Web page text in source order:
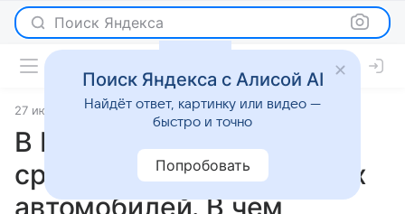
Поиск Яндекса
27 июня 2024 источник: Газета.Ру Статьи
В России резко упала
средняя стоимость новых
автомобилей. В чем
Поиск Яндекса с Алисой AI
Найдёт ответ, картинку или видео —
быстро и точно
Попробовать